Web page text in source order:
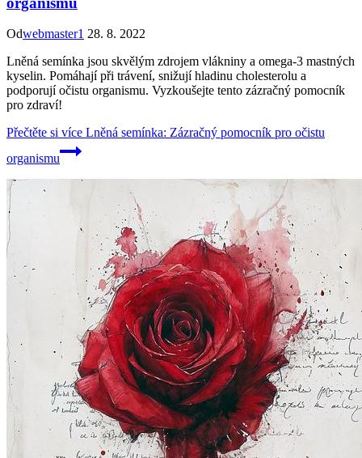
Odwebmaster1 28. 8. 2022
Lněná semínka jsou skvělým zdrojem vlákniny a omega-3 mastných
kyselin. Pomáhají při trávení, snižují hladinu cholesterolu a
podporují očistu organismu. Vyzkoušejte tento zázračný pomocník
pro zdraví!
Přečtěte si více Lněná semínka: Zázračný pomocník pro očistu
organismu